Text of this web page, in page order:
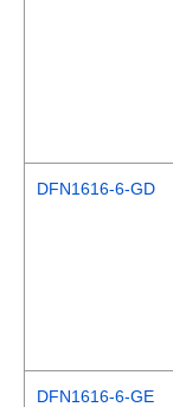
DFN1616-6-GD
DFN1616-6-GE